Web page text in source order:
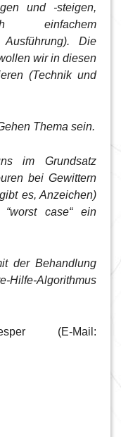
und -steigen,
einfachem
Die
wir in diesen
(Technik und
Thema sein.
im Grundsatz
bei Gewittern
es, Anzeichen)
case“ ein
der Behandlung
Hilfe-Algorithmus
(E-Mail: